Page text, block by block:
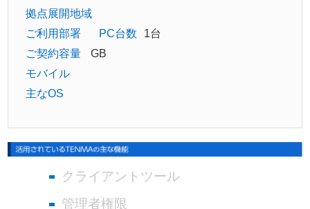
拠点展開地域
ご利用部署
PC台数
1台
ご契約容量
GB
モバイル
主なOS
クライアントツール
管理者権限